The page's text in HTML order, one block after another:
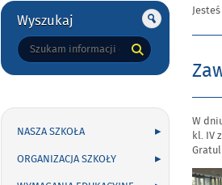
Gorne
Wyszukaj
Tutaj
wpisz
NASZA SZKOŁA
ORGANIZACJA SZKOŁY
w
dniu
W
kl. IV